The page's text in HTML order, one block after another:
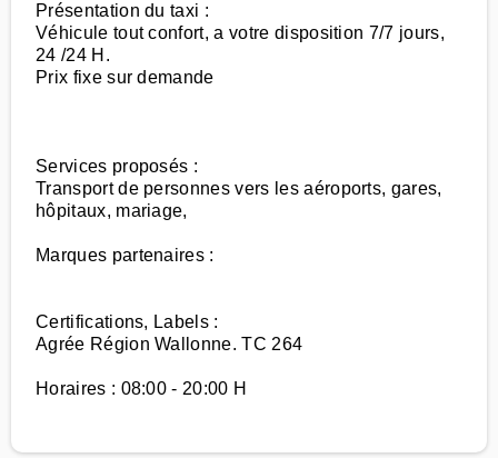
Présentation du taxi :
Véhicule tout confort, a votre disposition 7/7 jours,
24 /24 H.
Prix fixe sur demande
Services proposés :
Transport de personnes vers les aéroports, gares,
hôpitaux, mariage,
Marques partenaires :
Certifications, Labels :
Agrée Région Wallonne. TC 264
Horaires : 08:00 - 20:00 H